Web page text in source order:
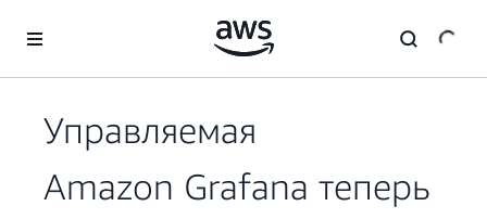
Перейти к главному контенту
Управляемая
Amazon Grafana теперь